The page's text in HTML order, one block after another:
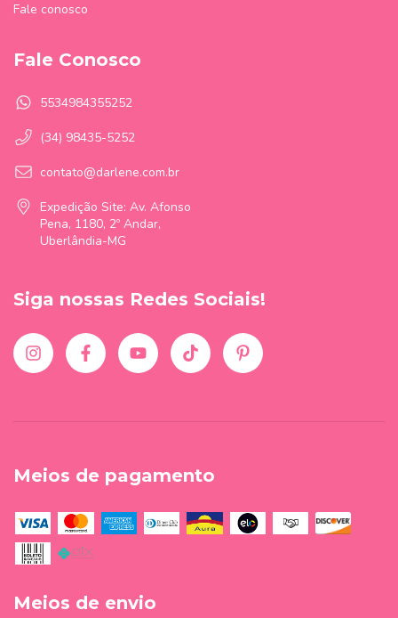
Fale conosco
Fale Conosco
5534984355252
(34) 98435-5252
contato@darlene.com.br
Expedição Site: Av. Afonso
Pena, 1180, 2º Andar,
Uberlândia-MG
Siga nossas Redes Sociais!
Meios de pagamento
Meios de envio